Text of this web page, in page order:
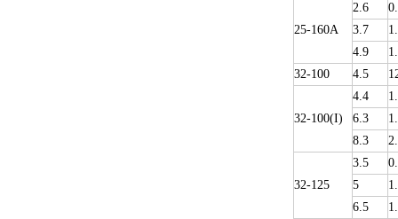
25-160A
2.6
3.7
4.9
32-100
4.5
32-100(I)
4.4
6.3
8.3
32-125
3.5
5
6.5